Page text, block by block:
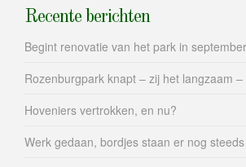
Recente berichten
Begint renovatie van het park in
Rozenburgpark knapt – zij het langzaam –
Hoveniers vertrokken, en nu?
Werk gedaan, bordjes staan er nog steeds